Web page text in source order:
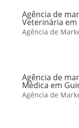
Agência de
Veterinária em
Agência de
Agência de
Médica em
Agência de